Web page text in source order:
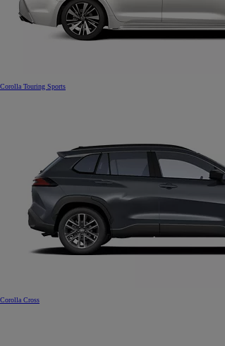
Corolla Touring Sports
Corolla Cross